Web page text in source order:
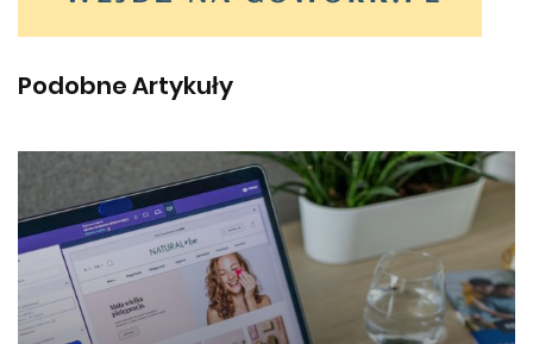
Podobne Artykuły